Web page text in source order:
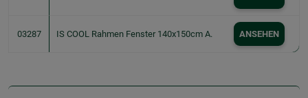
03287 IS COOL Rahmen Fenster 140x150cm A. ANSEHEN